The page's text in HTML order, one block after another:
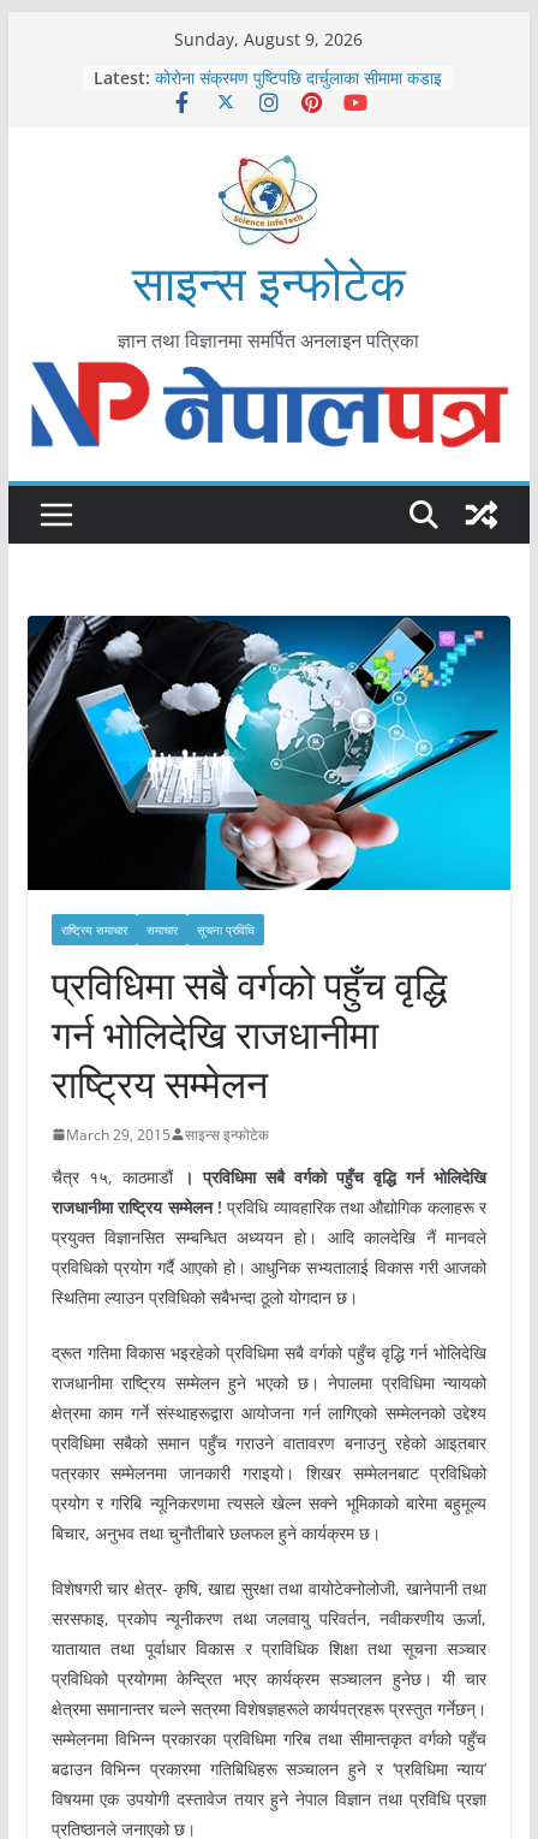
Sunday, August 9, 2026
Latest: कोरोना संक्रमण पुष्टिपछि दार्चुलाका सीमामा कडाइ
विराटनगर महानगरद्वारा पूर्ण खोप सुनिश्चित घोषणा
मकवानपुरमा खोरेत रोग विरुद्धको खोप लगाउन
आयुर्वेद चिकित्सा प्रणालीको भूमिका महत्वपूर्ण छ :
मुख्यमन्त्री शाह
काभ्रेपलाञ्चोकमा आयुर्वेद स्वास्थ्योपचारतर्फ
आकर्षण बढ्दै
साइन्स इन्फोटेक
ज्ञान तथा विज्ञानमा समर्पित अनलाइन पत्रिका
राष्ट्रिय समाचार समाचार सूचना प्रविधि
प्रविधिमा सबै वर्गको पहुँच वृद्धि
गर्न भोलिदेखि राजधानीमा
राष्ट्रिय सम्मेलन
March 29, 2015 साइन्स इन्फोटेक
चैत्र १५, काठमाडौं। प्रविधिमा सबै वर्गको पहुँच वृद्धि गर्न भोलिदेखि
राजधानीमा राष्ट्रिय सम्मेलन !प्रविधि व्यावहारिक तथा औद्योगिक कलाहरू र
प्रयुक्त विज्ञानसित सम्बन्धित अध्ययन हो। आदि कालदेखि नैं मानवले
प्रविधिको प्रयोग गर्दै आएको हो। आधुनिक सभ्यतालाई विकास गरी आजको
स्थितिमा ल्याउन प्रविधिको सबैभन्दा ठूलो योगदान छ।
द्रूत गतिमा विकास भइरहेको प्रविधिमा सबै वर्गको पहुँच वृद्धि गर्न भोलिदेखि
राजधानीमा राष्ट्रिय सम्मेलन हुने भएको छ। नेपालमा प्रविधिमा न्यायको
क्षेत्रमा काम गर्ने संस्थाहरूद्वारा आयोजना गर्न लागिएको सम्मेलनको उद्देश्य
प्रविधिमा सबैको समान पहुँच गराउने वातावरण बनाउनु रहेको आइतबार
पत्रकार सम्मेलनमा जानकारी गराइयो। शिखर सम्मेलनबाट प्रविधिको
प्रयोग र गरिबि न्यूनिकरणमा त्यसले खेल्न सक्ने भूमिकाको बारेमा बहुमूल्य
बिचार, अनुभव तथा चुनौतीबारे छलफल हुने कार्यक्रम छ।
विशेषगरी चार क्षेत्र- कृषि, खाद्य सुरक्षा तथा वायोटेक्नोलोजी, खानेपानी तथा
सरसफाइ, प्रकोप न्यूनीकरण तथा जलवायु परिवर्तन, नवीकरणीय ऊर्जा,
यातायात तथा पूर्वाधार विकास र प्राविधिक शिक्षा तथा सूचना सञ्चार
प्रविधिको प्रयोगमा केन्द्रित भएर कार्यक्रम सञ्चालन हुनेछ। यी चार
क्षेत्रमा समानान्तर चल्ने सत्रमा विशेषज्ञहरूले कार्यपत्रहरू प्रस्तुत गर्नेछन्।
सम्मेलनमा विभिन्न प्रकारका प्रविधिमा गरिब तथा सीमान्तकृत वर्गको पहुँच
बढाउन विभिन्न प्रकारमा गतिबिधिहरू सञ्चालन हुने र ‘प्रविधिमा न्याय’
विषयमा एक उपयोगी दस्तावेज तयार हुने नेपाल विज्ञान तथा प्रविधि प्रज्ञा
प्रतिष्ठानले जनाएको छ।